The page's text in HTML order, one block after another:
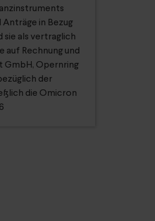
in Bezug
als vertraglich
auf Rechnung und
GmbH, Opernring
der
die Omicron